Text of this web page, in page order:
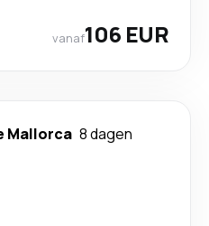
vanaf106 EUR
Mallorca 8 dagen